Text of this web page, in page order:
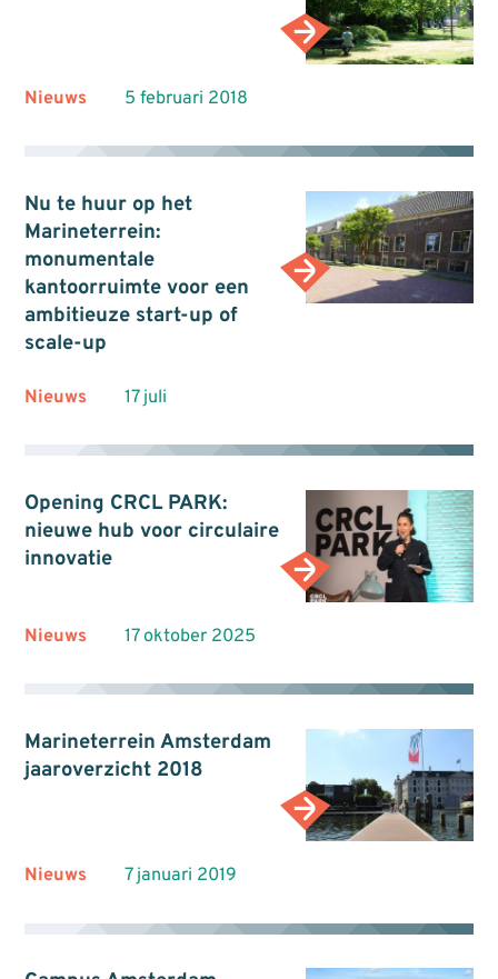
Nieuws 5 februari 2018
Nu te huur op het
Marineterrein:
monumentale
kantoorruimte voor een
ambitieuze start-up of
scale-up
Nieuws 17 juli
Opening CRCL PARK:
nieuwe hub voor circulaire
innovatie
Nieuws 17 oktober 2025
Marineterrein Amsterdam
jaaroverzicht 2018
Nieuws 7 januari 2019